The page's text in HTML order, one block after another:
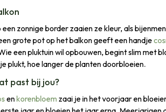
zonnige border zaaien ze kleur, als
grote pot op het balkon geeft een handje
een pluktuin wil opbouwen, begint slim met
plukt, hoe langer de planten doorbloeien.
past bij jou?
enkorenbloem zaai je in het voorjaar en